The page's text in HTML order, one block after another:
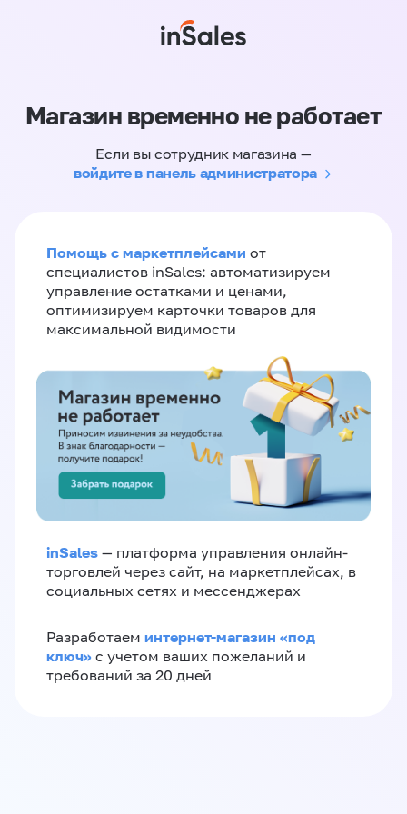
Магазин временно не работает
Если вы сотрудник магазина —
войдите в панель администратора
Помощь с маркетплейсами от
специалистов inSales: автоматизируем
управление остатками и ценами,
оптимизируем карточки товаров для
максимальной видимости
inSales — платформа управления онлайн-
торговлей через сайт, на маркетплейсах, в
социальных сетях и мессенджерах
Разработаем интернет-магазин «‎под
ключ»‎ с учетом ваших пожеланий и
требований за 20 дней